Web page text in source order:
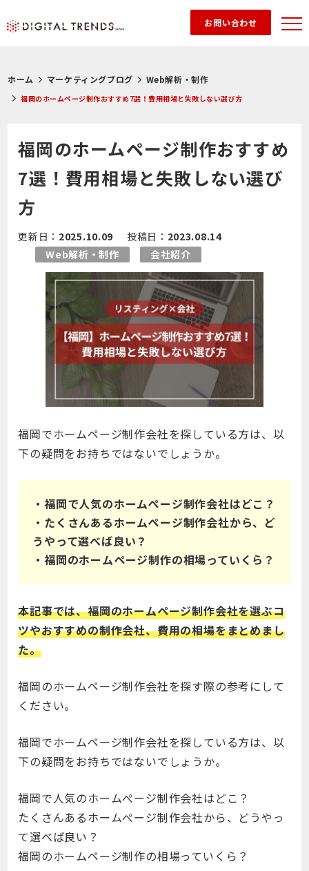
お問い合わせ
ホーム マーケティングブログ Web解析・制作
福岡のホームページ制作おすすめ7選！費用相場と失敗しない選び方
福岡のホームページ制作おすすめ
7選！費用相場と失敗しない選び
方
更新日： 2025.10.09 投稿日： 2023.08.14
Web解析・制作
会社紹介
福岡でホームページ制作会社を探している方は、以
下の疑問をお持ちではないでしょうか。
・福岡で人気のホームぺージ制作会社はどこ？
・たくさんあるホームぺージ制作会社から、ど
うやって選べば良い？
・福岡のホームページ制作の相場っていくら？
本記事では、福岡のホームページ制作会社を選ぶコ
ツやおすすめの制作会社、費用の相場をまとめまし
た。
福岡のホームページ制作会社を探す際の参考にして
ください。
福岡でホームページ制作会社を探している方は、以
下の疑問をお持ちではないでしょうか。
福岡で人気のホームぺージ制作会社はどこ？
たくさんあるホームぺージ制作会社から、どうやっ
て選べば良い？
福岡のホームページ制作の相場っていくら？